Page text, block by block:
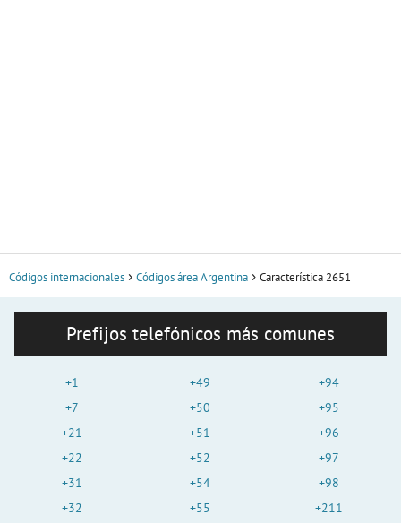
Códigos internacionales Códigos área Argentina Característica 2651
Prefijos telefónicos más comunes
+1
+7
+21
+22
+31
+32
+49
+50
+51
+52
+54
+55
+94
+95
+96
+97
+98
+211